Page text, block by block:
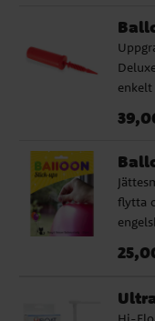
dig
Ultra
om
Pris :
flytta
Pris :